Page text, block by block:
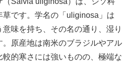
草です。学名の「uliginosa」は
意味を持ち、その名の通り、湿り
原産地は南米のブラジルやアル
的寒さには強いものの、極端な